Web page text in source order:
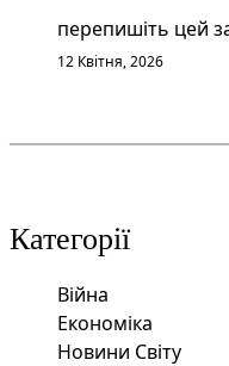
перепишіть цей
12 Квітня, 2026
Категорії
Війна
Економіка
Новини Світу